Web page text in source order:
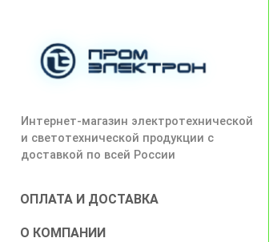
Интернет-магазин электротехнической
и светотехнической продукции с
доставкой по всей России
ОПЛАТА И ДОСТАВКА
О КОМПАНИИ